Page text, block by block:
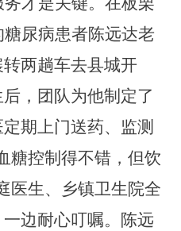
糖尿病患者陈远达老
两趟车去县城开
，团队为他制定了
期上门送药、监测
糖控制得不错，但饮
医生、乡镇卫生院全
边耐心叮嘱。陈远